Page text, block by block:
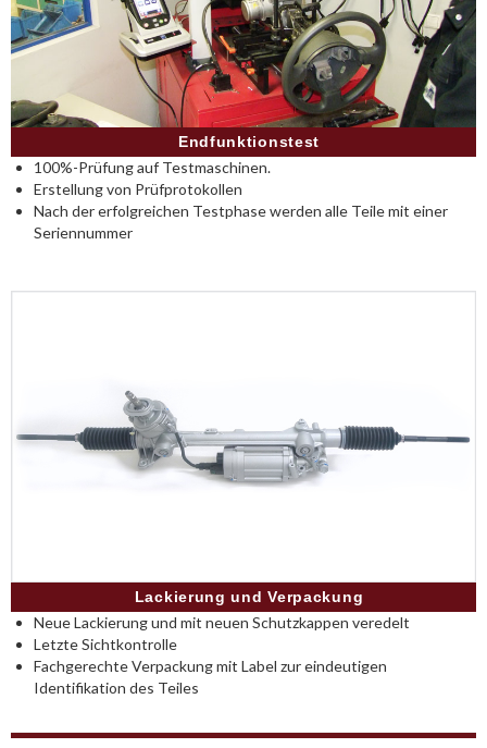
Endfunktionstest
100%-Prüfung auf Testmaschinen.
Erstellung von Prüfprotokollen
Nach der erfolgreichen Testphase werden alle Teile mit einer
Seriennummer
Lackierung und Verpackung
Neue Lackierung und mit neuen Schutzkappen veredelt
Letzte Sichtkontrolle
Fachgerechte Verpackung mit Label zur eindeutigen
Identifikation des Teiles